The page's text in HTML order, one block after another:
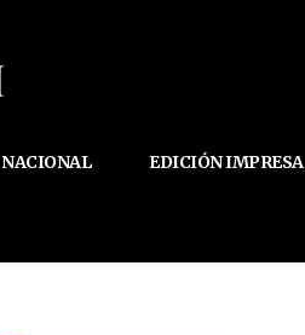
NACIONAL EDICIÓN IMPRESA